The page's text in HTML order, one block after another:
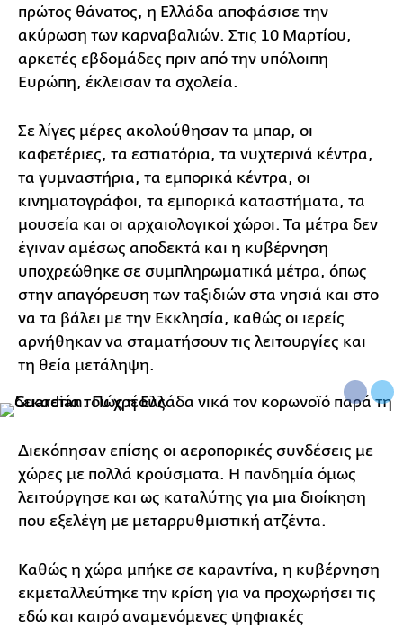
πρώτος θάνατος, η Ελλάδα αποφάσισε την
ακύρωση των καρναβαλιών. Στις 10 Μαρτίου,
αρκετές εβδομάδες πριν από την υπόλοιπη
Ευρώπη, έκλεισαν τα σχολεία.
Σε λίγες μέρες ακολούθησαν τα μπαρ, οι
καφετέριες, τα εστιατόρια, τα νυχτερινά κέντρα,
τα γυμναστήρια, τα εμπορικά κέντρα, οι
κινηματογράφοι, τα εμπορικά καταστήματα, τα
μουσεία και οι αρχαιολογικοί χώροι. Τα μέτρα δεν
έγιναν αμέσως αποδεκτά και η κυβέρνηση
υποχρεώθηκε σε συμπληρωματικά μέτρα, όπως
στην απαγόρευση των ταξιδιών στα νησιά και στο
να τα βάλει με την Εκκλησία, καθώς οι ιερείς
αρνήθηκαν να σταματήσουν τις λειτουργίες και
τη θεία μετάληψη.
Διεκόπησαν επίσης οι αεροπορικές συνδέσεις με
χώρες με πολλά κρούσματα. Η πανδημία όμως
λειτούργησε και ως καταλύτης για μια διοίκηση
που εξελέγη με μεταρρυθμιστική ατζέντα.
Καθώς η χώρα μπήκε σε καραντίνα, η κυβέρνηση
εκμεταλλεύτηκε την κρίση για να προχωρήσει τις
εδώ και καιρό αναμενόμενες ψηφιακές